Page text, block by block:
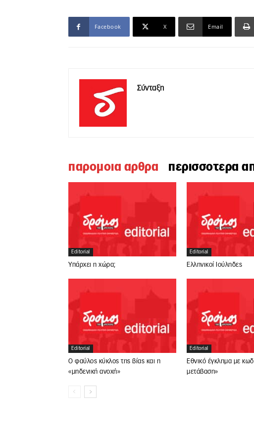
Facebook X Email
Σύνταξη
παρομοια αρθρα περισσοτερα
Editorial
Υπάρχει η χώρα;
Editorial
Ελληνικοί Ιούληδες
Editorial
Ο φαύλος κύκλος της βίας και η
«μηδενική ανοχή»
Editorial
Εθνικό έγκλημα με
μετάβαση»